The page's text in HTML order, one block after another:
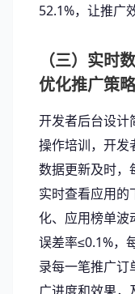
52.1%，让推广
（三）实时
优化推广策略
开发者后台设计
操作培训，开发
数据更新及时，
实时查看应用的
化、应用榜单波
误差率≤0.1%，
录每一笔推广订